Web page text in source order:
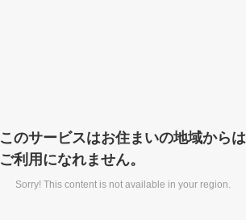
このサービスはお住まいの地域からは
ご利用になれません。
Sorry! This content is not available in your region.